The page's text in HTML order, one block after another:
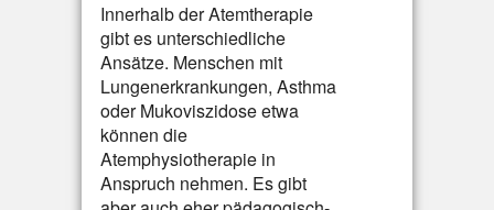
Innerhalb der Atemtherapie
gibt es unterschiedliche
Ansätze. Menschen mit
Lungenerkrankungen, Asthma
oder Mukoviszidose etwa
können die
Atemphysiotherapie in
Anspruch nehmen. Es gibt